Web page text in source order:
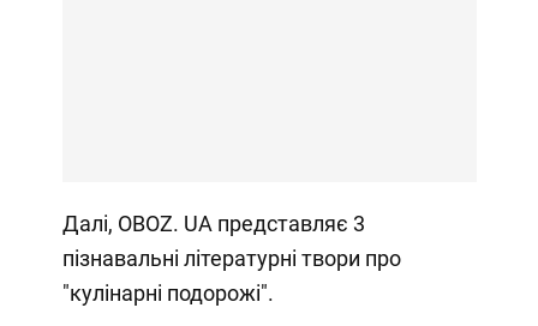
Далі, OBOZ. UA представляє 3
пізнавальні літературні твори про
"кулінарні подорожі".